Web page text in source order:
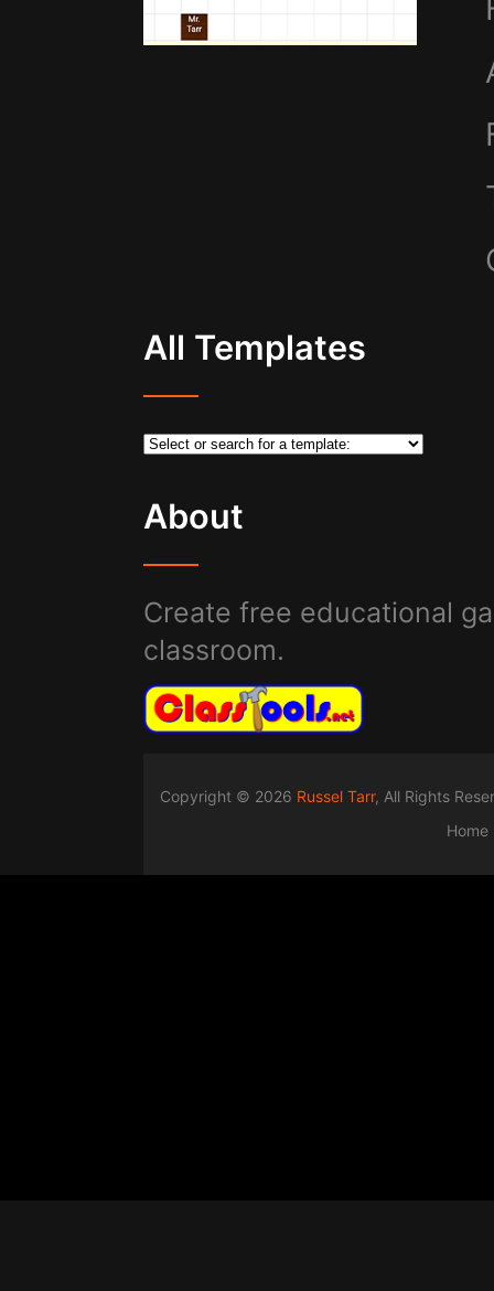
All Templates
About
Create free educational
classroom.
Copyright © 2026 Russel Tarr, All Rights
Home